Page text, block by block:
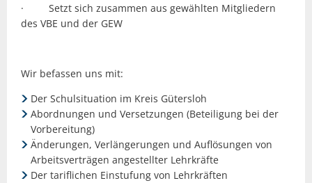
· Setzt sich zusammen aus gewählten Mitgliedern
des VBE und der GEW
Wir befassen uns mit:
Der Schulsituation im Kreis Gütersloh
Abordnungen und Versetzungen (Beteiligung bei der
Vorbereitung)
Änderungen, Verlängerungen und Auflösungen von
Arbeitsverträgen angestellter Lehrkräfte
Der tariflichen Einstufung von Lehrkräften